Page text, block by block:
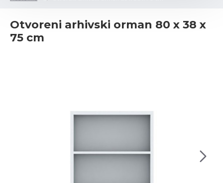
Otvoreni arhivski orman 80 x 38 x
75 cm